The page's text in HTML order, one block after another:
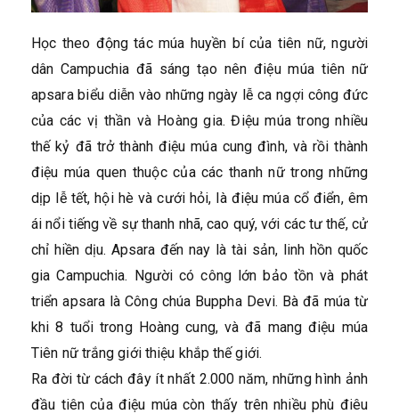
Học theo động tác múa huyền bí của tiên nữ, người
dân Campuchia đã sáng tạo nên điệu múa tiên nữ
apsara biểu diễn vào những ngày lễ ca ngợi công đức
của các vị thần và Hoàng gia. Điệu múa trong nhiều
thế kỷ đã trở thành điệu múa cung đình, và rồi thành
điệu múa quen thuộc của các thanh nữ trong những
dịp lễ tết, hội hè và cưới hỏi, là điệu múa cổ điển, êm
ái nổi tiếng về sự thanh nhã, cao quý, với các tư thế, cử
chỉ hiền dịu. Apsara đến nay là tài sản, linh hồn quốc
gia Campuchia. Người có công lớn bảo tồn và phát
triển apsara là Công chúa Buppha Devi. Bà đã múa từ
khi 8 tuổi trong Hoàng cung, và đã mang điệu múa
Tiên nữ trắng giới thiệu khắp thế giới.
Ra đời từ cách đây ít nhất 2.000 năm, những hình ảnh
đầu tiên của điệu múa còn thấy trên nhiều phù điêu